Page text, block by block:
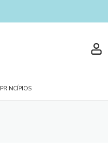
PRINCÍPIOS